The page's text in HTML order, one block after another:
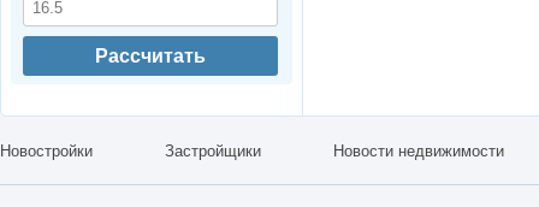
Рассчитать
Новостройки Застройщики Новости недвижимости